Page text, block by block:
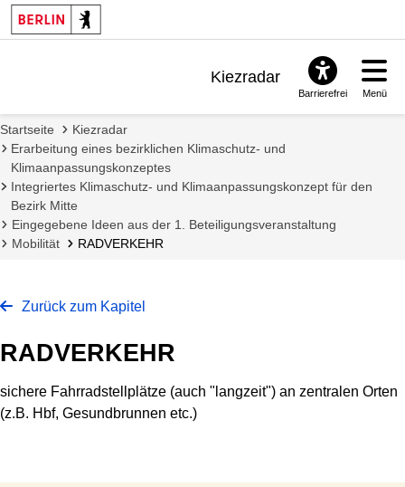
Kiezradar
Barrierefrei Menü
Startseite
Kiezradar
Erarbeitung eines bezirklichen Klimaschutz- und
Klimaanpassungskonzeptes
Integriertes Klimaschutz- und Klimaanpassungskonzept für den
Bezirk Mitte
Eingegebene Ideen aus der 1. Beteiligungsveranstaltung
Mobilität
RADVERKEHR
Zurück zum Kapitel
RADVERKEHR
sichere Fahrradstellplätze (auch "langzeit") an zentralen Orten
(z.B. Hbf, Gesundbrunnen etc.)